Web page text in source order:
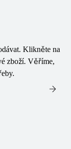
Klikněte na
zboží. Věříme,